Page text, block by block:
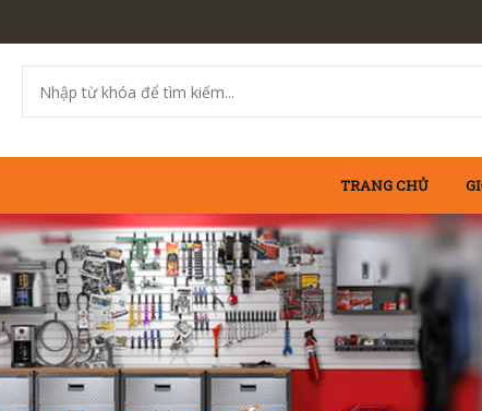
TRANG CHỦ